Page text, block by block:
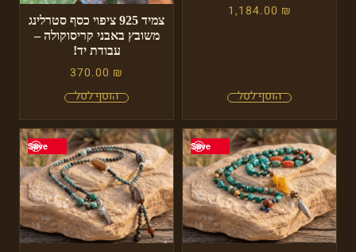
1,184.00 ₪
צמיד 925 ציפוי כסף סטרלינג
משובץ באבני קריסוקולה –
עבודת יד!
370.00 ₪
Save
Save